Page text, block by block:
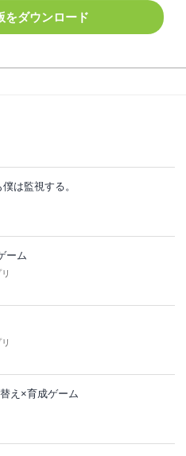
ダウンロード
は監視する。
ーム
え×育成ゲーム